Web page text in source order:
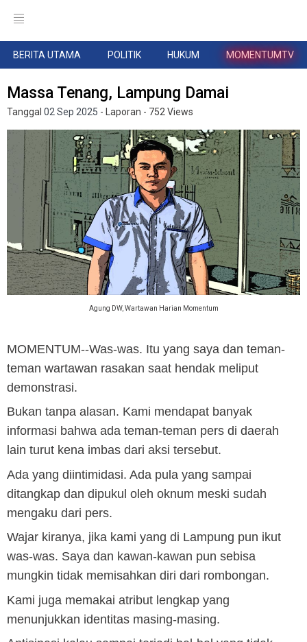
BERITA UTAMA POLITIK HUKUM MOMENTUMTV
Massa Tenang, Lampung Damai
Tanggal 02 Sep 2025 - Laporan - 752 Views
Agung DW, Wartawan Harian Momentum
MOMENTUM--Was-was. Itu yang saya dan teman-
teman wartawan rasakan saat hendak meliput
demonstrasi.
Bukan tanpa alasan. Kami mendapat banyak
informasi bahwa ada teman-teman pers di daerah
lain turut kena imbas dari aksi tersebut.
Ada yang diintimidasi. Ada pula yang sampai
ditangkap dan dipukul oleh oknum meski sudah
mengaku dari pers.
Wajar kiranya, jika kami yang di Lampung pun ikut
was-was. Saya dan kawan-kawan pun sebisa
mungkin tidak memisahkan diri dari rombongan.
Kami juga memakai atribut lengkap yang
menunjukkan identitas masing-masing.